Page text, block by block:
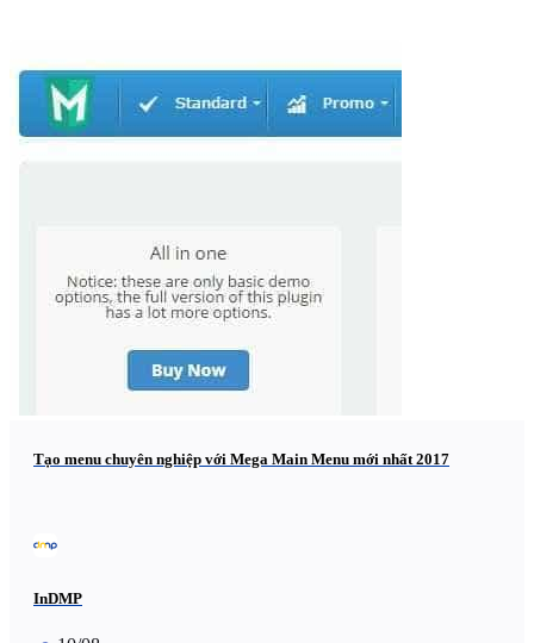
Tạo menu chuyên nghiệp với Mega Main Menu mới nhất 2017
InDMP